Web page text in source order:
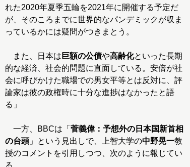
れた2020年夏季五輪を2021年に開催する予定だ
が、そのころまでに世界的なパンデミックが収ま
っているかには疑問がつきまとう。
また、日本は 巨額の公債や高齢化といった長期
的な経済、社会的問題に直面している。安倍が社
会に呼びかけた職場での男女平等とは反対に、評
論家は彼の政権時に十分な進捗はなかったと語
る」
一方、BBCは「 菅義偉：予想外の日本国新首相
の台頭 」という見出しで、上智大学の中野晃一教
授のコメントを引用しつつ、次のように報じてい
る。